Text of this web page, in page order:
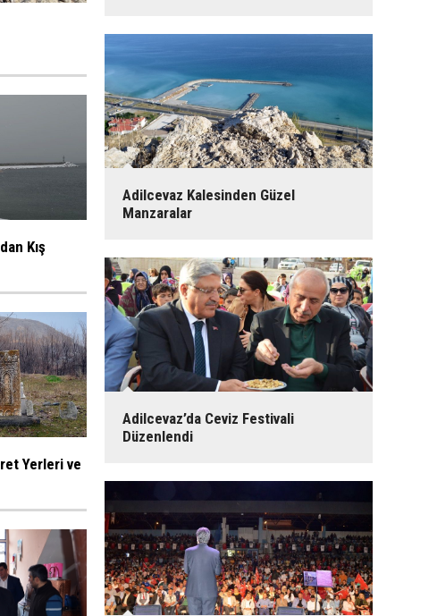
Kış
Yerleri ve
Adilcevaz Kalesinden Güzel
Manzaralar
Adilcevaz’da Ceviz Festivali
Düzenlendi